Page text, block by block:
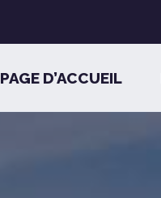
PAGE D’ACCUEIL